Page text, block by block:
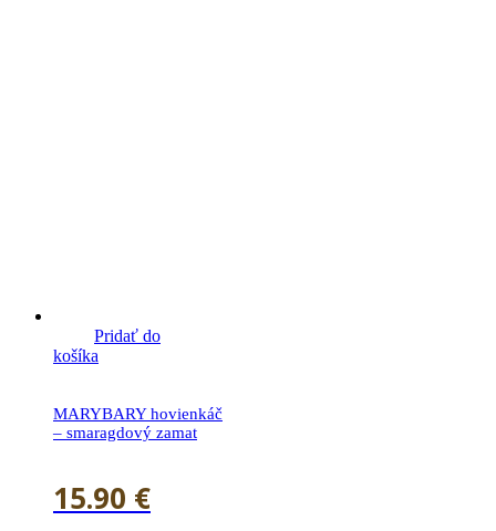
Pridať do
košíka
MARYBARY hovienkáč
– smaragdový zamat
15.90 €